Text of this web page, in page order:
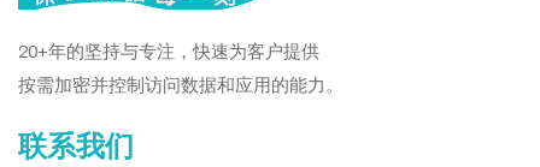
20+年的坚持与专注，快速为客户提供
按需加密并控制访问数据和应用的能力。
联系我们